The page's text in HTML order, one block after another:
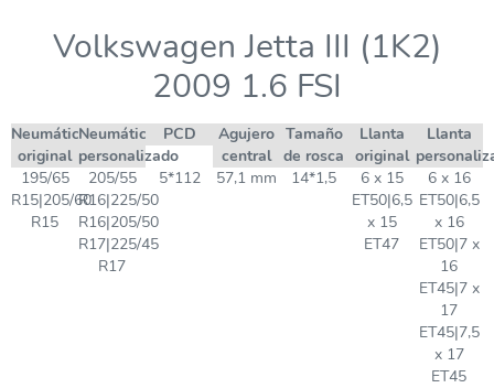
Volkswagen Jetta III (1K2)
2009 1.6 FSI
Neumático
original
Neumático
personalizado
PCD
Agujero
central
Tamaño
de rosca
Llanta
original
Llanta
195/65
R15|205/60
R15
205/55
R16|225/50
R16|205/50
R17|225/45
R17
5*112 57,1 mm 14*1,5
6 x 15
ET50|6,5
x 15
ET47
6 x 16
ET50|6,5
x 16
ET50|7 x
16
ET45|7 x
17
ET45|7,5
x 17
ET45